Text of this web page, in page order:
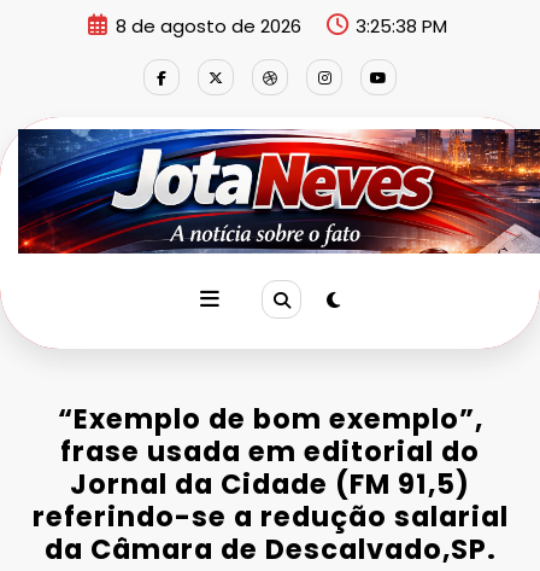
8 de agosto de 2026 3:25:38 PM
“Exemplo de bom exemplo”,
frase usada em editorial do
Jornal da Cidade (FM 91,5)
referindo-se a redução salarial
da Câmara de Descalvado,SP.